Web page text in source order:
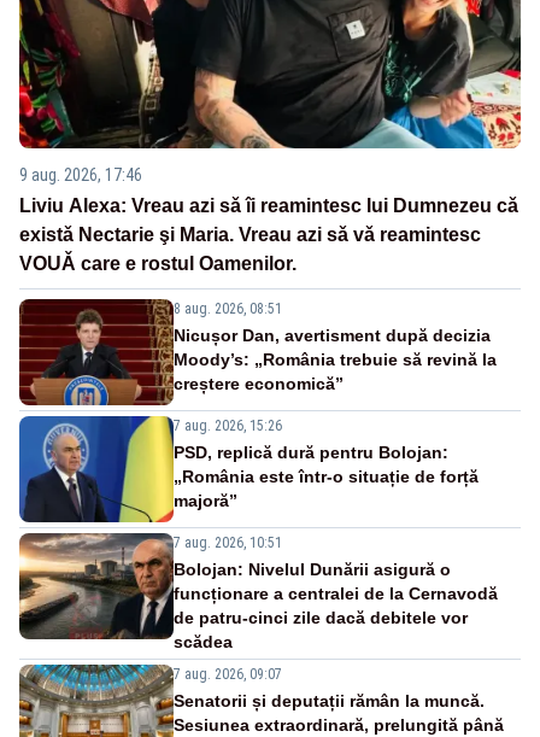
9 aug. 2026, 17:46
Liviu Alexa: Vreau azi sǎ îi reamintesc lui Dumnezeu cǎ
existǎ Nectarie şi Maria. Vreau azi sǎ vǎ reamintesc
VOUǍ care e rostul Oamenilor.
8 aug. 2026, 08:51
Nicușor Dan, avertisment după decizia
Moody’s: „România trebuie să revină la
creștere economică”
7 aug. 2026, 15:26
PSD, replică dură pentru Bolojan:
„România este într-o situație de forță
majoră”
7 aug. 2026, 10:51
Bolojan: Nivelul Dunării asigură o
funcționare a centralei de la Cernavodă
de patru-cinci zile dacă debitele vor
scădea
7 aug. 2026, 09:07
Senatorii și deputații rămân la muncă.
Sesiunea extraordinară, prelungită până